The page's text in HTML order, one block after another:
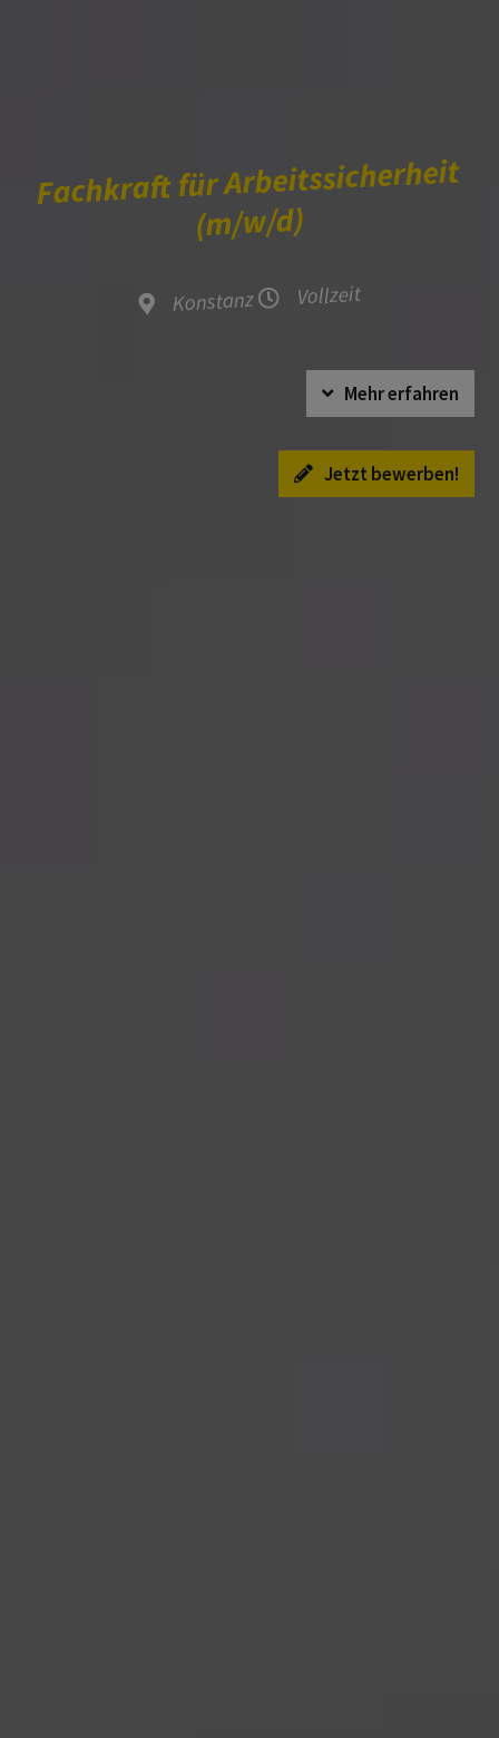
Fachkraft für Arbeitssicherheit
(m/w/d)
Konstanz Vollzeit
Mehr erfahren
Jetzt bewerben!